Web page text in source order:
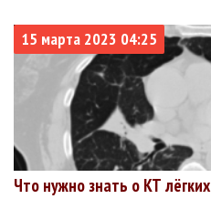
15 марта 2023 04:25
Что нужно знать о КТ лёгких